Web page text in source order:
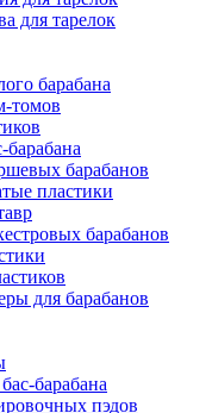
для тарелок
барабана
томов
барабана
барабанов
пластики
барабанов
для барабанов
барабана
пэдов